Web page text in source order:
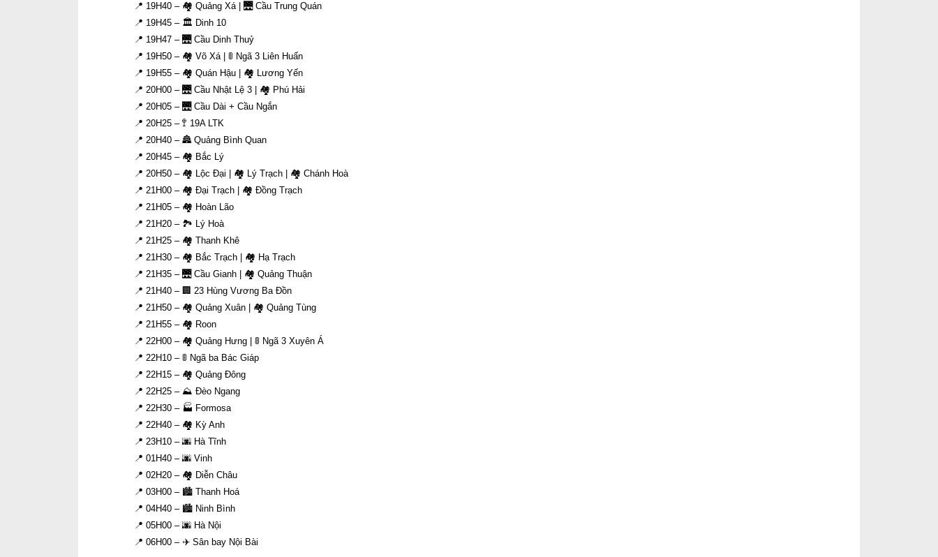
📍 19H40 – 🏘 Quảng Xá | 🌉 Cầu Trung Quán
📍 19H45 – 🏛 Dinh 10
📍 19H47 – 🌉 Cầu Dinh Thuỷ
📍 19H50 – 🏘 Võ Xá | 🚦 Ngã 3 Liên Huấn
📍 19H55 – 🏘 Quán Hậu | 🏘 Lương Yến
📍 20H00 – 🌉 Cầu Nhật Lệ 3 | 🏘 Phú Hải
📍 20H05 – 🌉 Cầu Dài + Cầu Ngắn
📍 20H25 – 🚏 19A LTK
📍 20H40 – 🏯 Quảng Bình Quan
📍 20H45 – 🏘 Bắc Lý
📍 20H50 – 🏘 Lộc Đại | 🏘 Lý Trạch | 🏘 Chánh Hoà
📍 21H00 – 🏘 Đại Trạch | 🏘 Đồng Trạch
📍 21H05 – 🏘 Hoàn Lão
📍 21H20 – 🏞 Lý Hoà
📍 21H25 – 🏘 Thanh Khê
📍 21H30 – 🏘 Bắc Trạch | 🏘 Hạ Trạch
📍 21H35 – 🌉 Cầu Gianh | 🏘 Quảng Thuận
📍 21H40 – 🏢 23 Hùng Vương Ba Đồn
📍 21H50 – 🏘 Quảng Xuân | 🏘 Quảng Tùng
📍 21H55 – 🏘 Roon
📍 22H00 – 🏘 Quảng Hưng | 🚦 Ngã 3 Xuyên Á
📍 22H10 – 🚦 Ngã ba Bác Giáp
📍 22H15 – 🏘 Quảng Đông
📍 22H25 – ⛰ Đèo Ngang
📍 22H30 – 🏭 Formosa
📍 22H40 – 🏘 Kỳ Anh
📍 23H10 – 🌆 Hà Tĩnh
📍 01H40 – 🌆 Vinh
📍 02H20 – 🏘 Diễn Châu
📍 03H00 – 🏙 Thanh Hoá
📍 04H40 – 🏙 Ninh Bình
📍 05H00 – 🌆 Hà Nội
📍 06H00 – ✈️ Sân bay Nội Bài